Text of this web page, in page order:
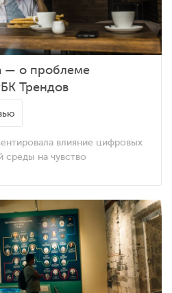
— о проблеме
Трендов
влияние цифровых
среды на чувство